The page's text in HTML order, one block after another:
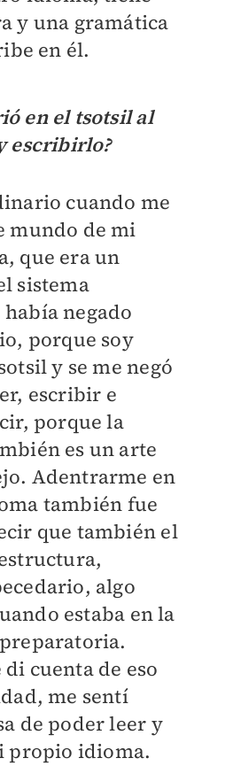
y una gramática
en él.
en el tsotsil al
escribirlo?
cuando me
mundo de mi
que era un
sistema
negado
porque soy
y se me negó
escribir e
porque la
es un arte
Adentrarme en
también fue
que también el
algo
estaba en la
cuenta de eso
me sentí
de poder leer y
propio idioma.